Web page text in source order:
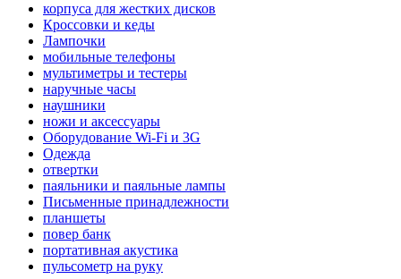
корпуса для жестких дисков
Кроссовки и кеды
Лампочки
мобильные телефоны
мультиметры и тестеры
наручные часы
наушники
ножи и аксессуары
Оборудование Wi-Fi и 3G
Одежда
отвертки
паяльники и паяльные лампы
Письменные принадлежности
планшеты
повер банк
портативная акустика
пульсометр на руку